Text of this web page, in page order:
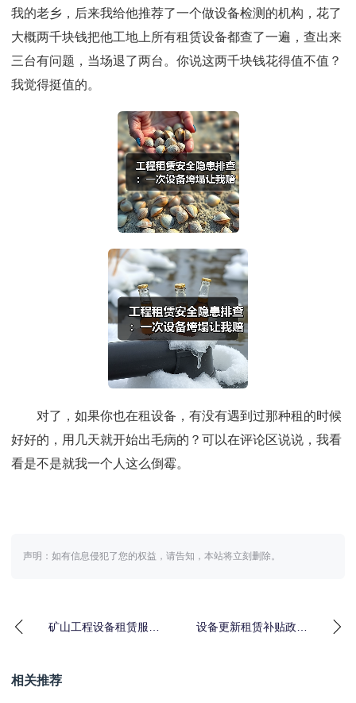
我的老乡，后来我给他推荐了一个做设备检测的机构，花了
大概两千块钱把他工地上所有租赁设备都查了一遍，查出来
三台有问题，当场退了两台。你说这两千块钱花得值不值？
我觉得挺值的。
对了，如果你也在租设备，有没有遇到过那种租的时候
好好的，用几天就开始出毛病的？可以在评论区说说，我看
看是不是就我一个人这么倒霉。
声明：如有信息侵犯了您的权益，请告知，本站将立刻删除。
矿山工程设备租赁服务
设备更新租赁补贴政
相关推荐